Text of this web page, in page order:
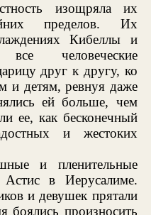
изощряла их
пределов. Их
Кибеллы и
человеческие
друг к другу, ко
и детям, ревнуя даже
ей больше, чем
ее, как бесконечный
и жестоких
и пленительные
в Иерусалиме.
и девушек прятали
боялись произносить